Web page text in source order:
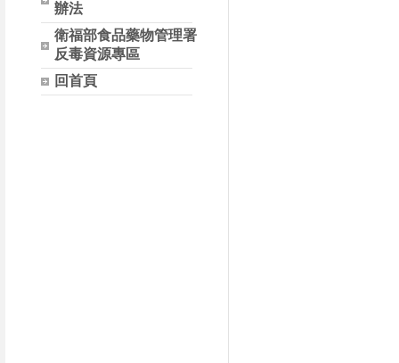
辦法
衛福部食品藥物管理署
反毒資源專區
回首頁